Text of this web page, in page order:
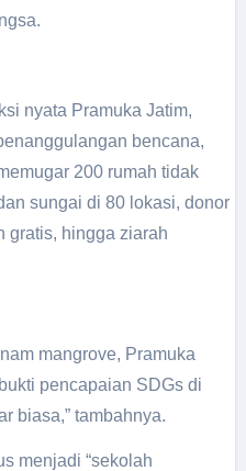
nyata Pramuka Jatim,
bencana,
200 rumah tidak
sungai di 80 lokasi, donor
gratis, hingga ziarah
mangrove, Pramuka
pencapaian SDGs di
biasa,” tambahnya.
menjadi “sekolah